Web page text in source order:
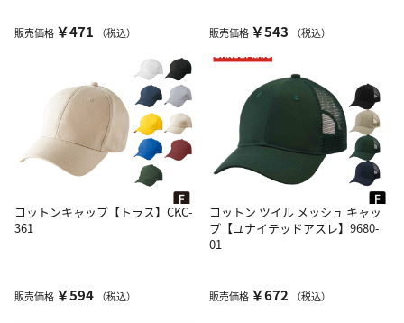
販売価格 ￥471 （税込） 販売価格 ￥543 （税込）
コットンキャップ【トラス】CKC-
361
販売価格 ￥594 （税込）
コットン ツイル メッシュ キャッ
プ【ユナイテッドアスレ】9680-
01
販売価格 ￥672 （税込）